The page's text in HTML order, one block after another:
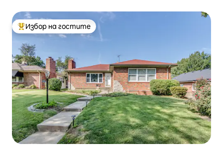
Най-популярен избор на гостите
Избор на гостите